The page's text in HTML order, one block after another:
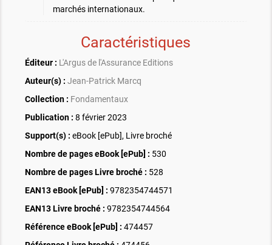
marchés internationaux.
Caractéristiques
Éditeur : L'Argus de l'Assurance Editions
Auteur(s) : Jean-Patrick Marcq
Collection : Fondamentaux
Publication : 8 février 2023
Support(s) : eBook [ePub], Livre broché
Nombre de pages eBook [ePub] : 530
Nombre de pages Livre broché : 528
EAN13 eBook [ePub] : 9782354744571
EAN13 Livre broché : 9782354744564
Référence eBook [ePub] : 474457